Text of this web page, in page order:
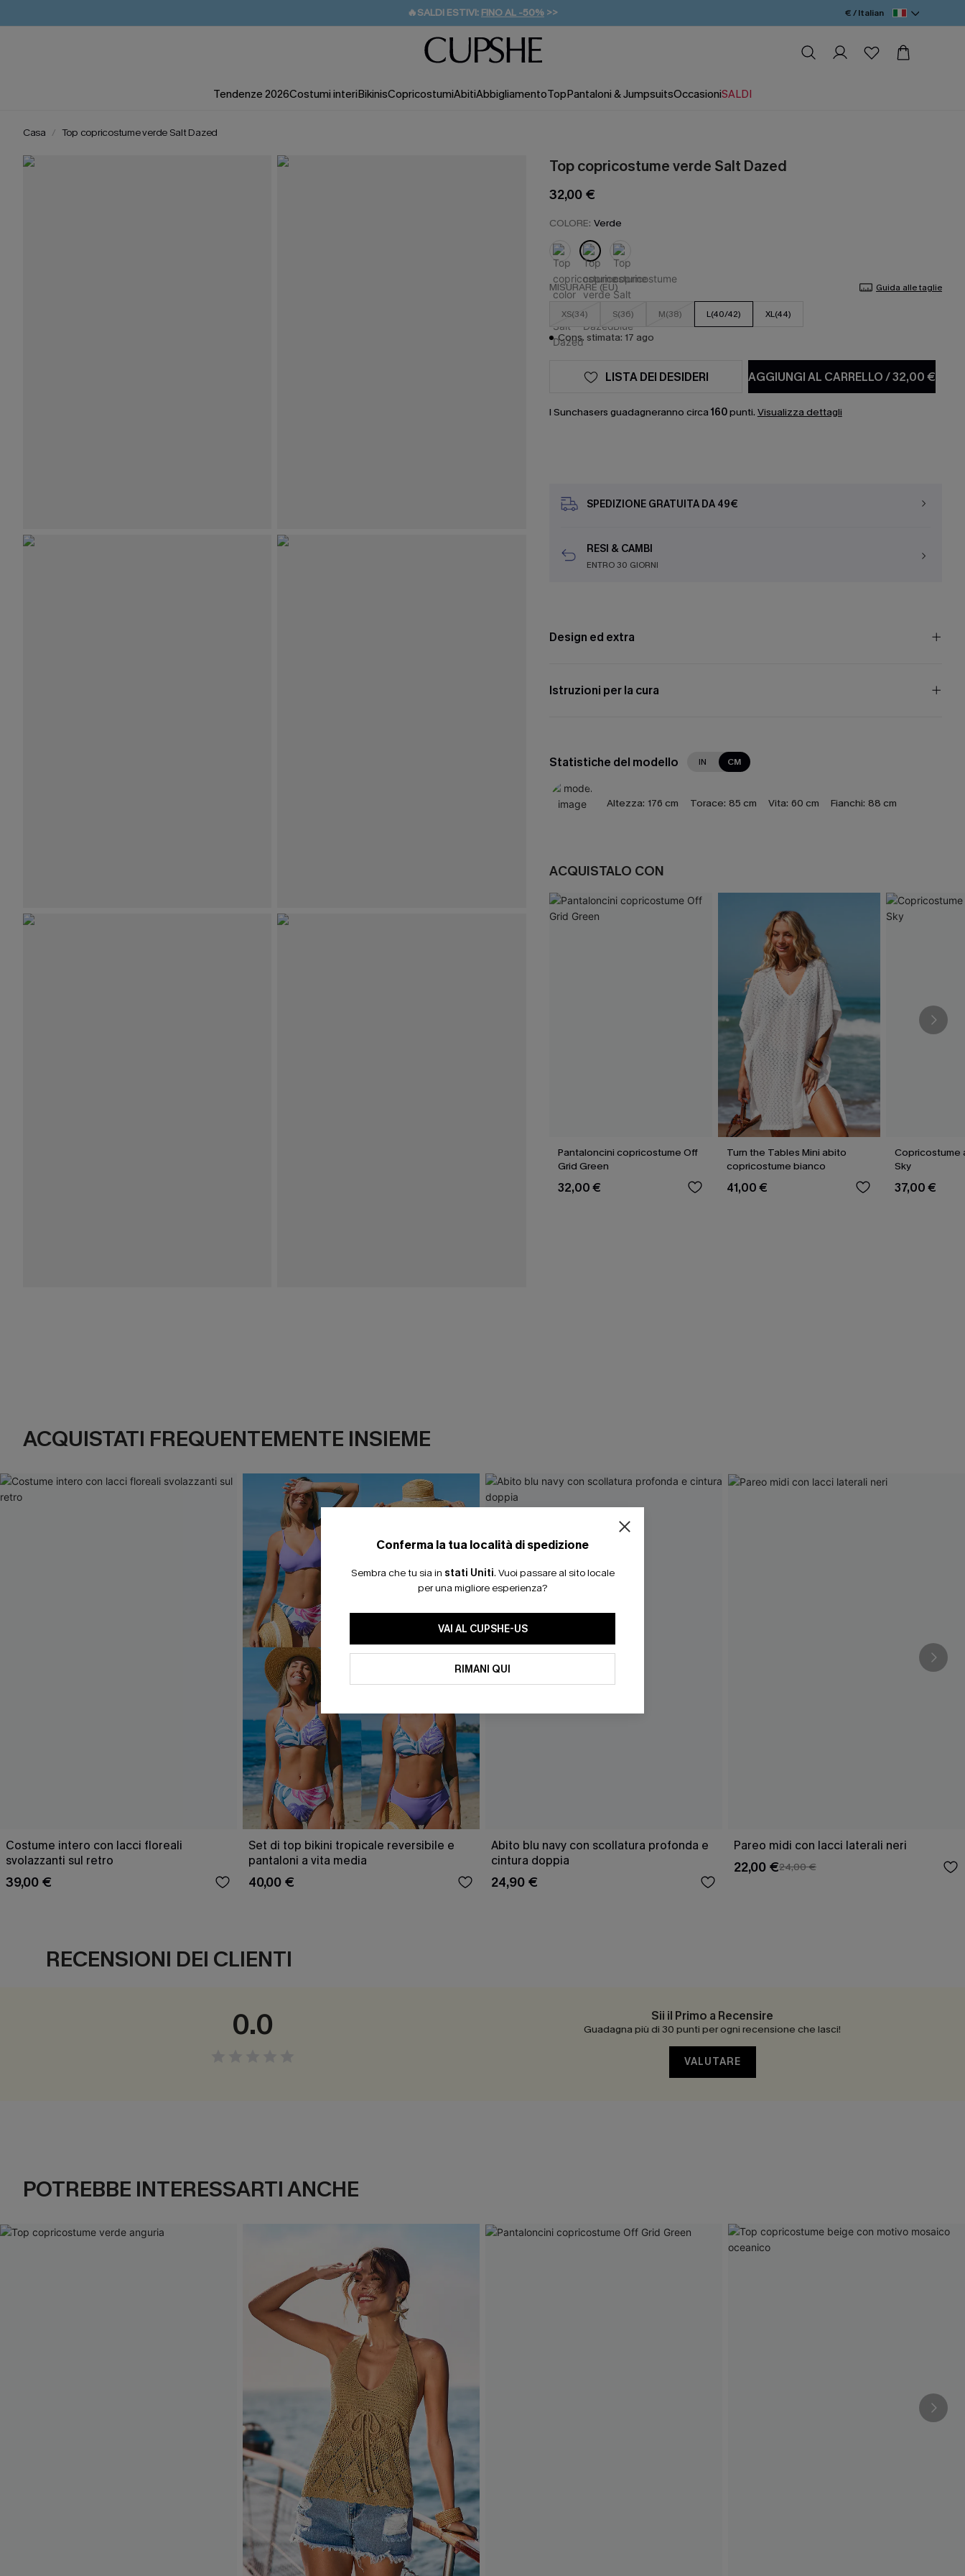
🔥SALDI ESTIVI: FINO AL -50% >>
🚚SPEDIZIONE GRATUITA DA 49€
💌REGALO PER I NUOVI: 20% DI SCONTO*
€ / Italian
Tendenze 2026Costumi interiBikinisCopricostumiAbitiAbbigliamentoTopPantaloni & JumpsuitsOccasioniSALDI
Casa Top copricostume verde Salt Dazed
Top copricostume verde Salt Dazed
32,00 €
COLORE: Verde
MISURARE (EU) Guida alle taglie
XS(34) S(36) M(38) L(40/42) XL(44)
Cons. stimata: 17 ago
AGGIUNGI AL CARRELLO/32,00 €
LISTA DEI DESIDERI
I Sunchasers guadagneranno circa 160punti. Visualizza dettagli
SPEDIZIONE GRATUITA DA 49€
RESI & CAMBI
ENTRO 30 GIORNI
Design ed extra
Istruzioni per la cura
Statistiche del modello IN CM
Altezza: 176 cm Torace: 85 cm Vita: 60 cm Fianchi: 88 cm
ACQUISTALO CON
Pantaloncini copricostume Off
Grid Green
32,00 €
Turn the Tables Mini abito
copricostume bianco
41,00 €
Copricostume
Sky
37,00 €
ACQUISTATI FREQUENTEMENTE INSIEME
Costume intero con lacci floreali
svolazzanti sul retro
39,00 €
Set di top bikini tropicale reversibile e
pantaloni a vita media
40,00 €
Abito blu navy con scollatura profonda e
cintura doppia
24,90 €
Pareo midi con lacci laterali neri
22,00 €24,00 €
RECENSIONI DEI CLIENTI
0.0 Sii il Primo a Recensire
Guadagna più di 30 punti per ogni recensione che lasci!
VALUTARE
POTREBBE INTERESSARTI ANCHE
Conferma la tua località di spedizione
Sembra che tu sia in stati Uniti. Vuoi passare al sito locale
per una migliore esperienza?
VAI AL CUPSHE-US
RIMANI QUI